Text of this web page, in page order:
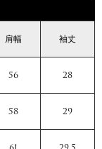
肩幅 袖丈
56 28
58 29